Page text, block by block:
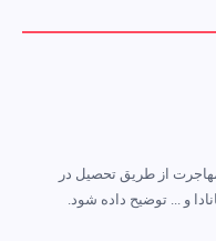
از طریق تحصیل در
و ... توضیح داده شود.